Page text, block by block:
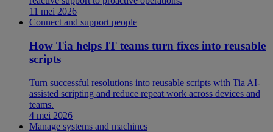
11 mei 2026
Connect and support people
How Tia helps IT teams turn fixes into reusable
scripts
Turn successful resolutions into reusable scripts with Tia AI-
assisted scripting and reduce repeat work across devices and
teams.
4 mei 2026
Manage systems and machines